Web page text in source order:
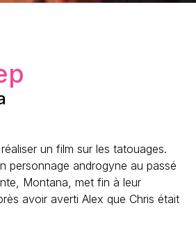
un film sur les tatouages.
personnage androgyne au passé
Montana, met fin à leur
avoir averti Alex que Chris était